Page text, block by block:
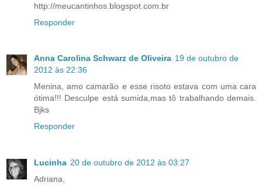
http://meucantinhos.blogspot.com.br
Responder
Anna Carolina Schwarz de Oliveira 19 de outubro de
2012 às 22:36
Menina, amo camarão e esse risoto estava com uma cara
ótima!!! Desculpe está sumida,mas tô trabalhando demais.
Bjks
Responder
Lucinha 20 de outubro de 2012 às 03:27
Adriana,